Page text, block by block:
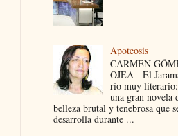
Apoteosis
CARMEN
OJEA El
río muy
una gran novela
belleza brutal y tenebrosa que
desarrolla durante ...